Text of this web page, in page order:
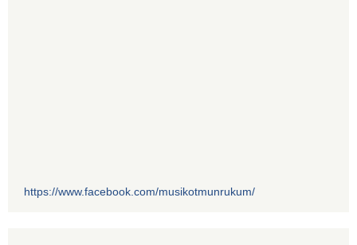
https://www.facebook.com/musikotmunrukum/